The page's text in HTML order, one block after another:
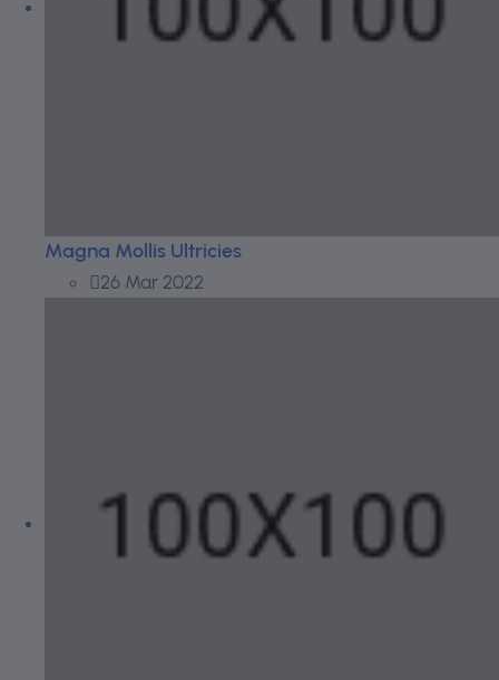
Magna Mollis Ultricies
26 Mar 2022